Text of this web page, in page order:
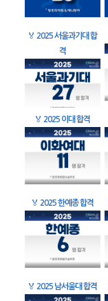
🏅 2025 서울과기대 합
격
🏅 2025 이대 합격
🏅 2025 한예종 합격
🏅 2025 남서울대 합격